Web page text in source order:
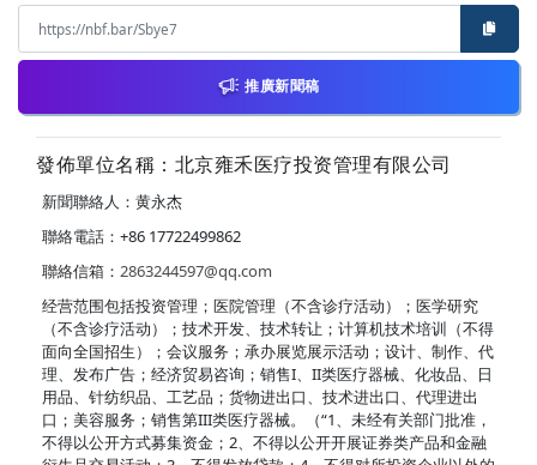
推廣新聞稿
發佈單位名稱：北京雍禾医疗投资管理有限公司
新聞聯絡人：黄永杰
聯絡電話：+86 17722499862
聯絡信箱： 2863244597@qq.com
经营范围包括投资管理；医院管理（不含诊疗活动）；医学研究
（不含诊疗活动）；技术开发、技术转让；计算机技术培训（不得
面向全国招生）；会议服务；承办展览展示活动；设计、制作、代
理、发布广告；经济贸易咨询；销售I、II类医疗器械、化妆品、日
用品、针纺织品、工艺品；货物进出口、技术进出口、代理进出
口；美容服务；销售第III类医疗器械。（“1、未经有关部门批准，
不得以公开方式募集资金；2、不得以公开开展证券类产品和金融